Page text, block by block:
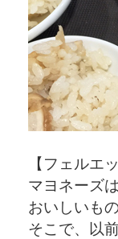
【フェルエ
マヨネーズ
おいしいも
そこで、以